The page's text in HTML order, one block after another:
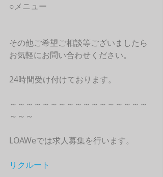
○メニュー
その他ご希望ご相談等ございましたら
お気軽にお問い合わせください。
24時間受け付けております。
～～～～～～～～～～～～～～～～～
～～～
LOAWeでは求人募集を行います。
リクルート